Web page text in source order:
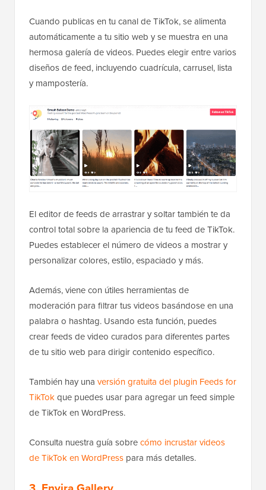
Cuando publicas en tu canal de TikTok, se alimenta
automáticamente a tu sitio web y se muestra en una
hermosa galería de videos. Puedes elegir entre varios
diseños de feed, incluyendo cuadrícula, carrusel, lista
y mampostería.
El editor de feeds de arrastrar y soltar también te da
control total sobre la apariencia de tu feed de TikTok.
Puedes establecer el número de videos a mostrar y
personalizar colores, estilo, espaciado y más.
Además, viene con útiles herramientas de
moderación para filtrar tus videos basándose en una
palabra o hashtag. Usando esta función, puedes
crear feeds de video curados para diferentes partes
de tu sitio web para dirigir contenido específico.
También hay una versión gratuita del plugin Feeds for
TikTokque puedes usar para agregar un feed simple
de TikTok en WordPress.
Consulta nuestra guía sobrecómo incrustar videos
de TikTok en WordPress para más detalles.